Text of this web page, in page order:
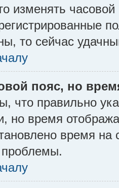
изменять
то сейчас
пояс, но
что правильно
но время
время
проблемы.